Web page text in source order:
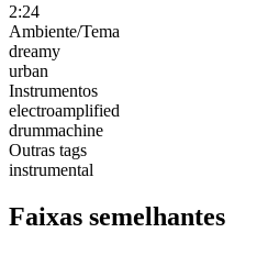
2:24
Ambiente/Tema
dreamy
urban
Instrumentos
electroamplified
drummachine
Outras tags
instrumental
Faixas semelhantes